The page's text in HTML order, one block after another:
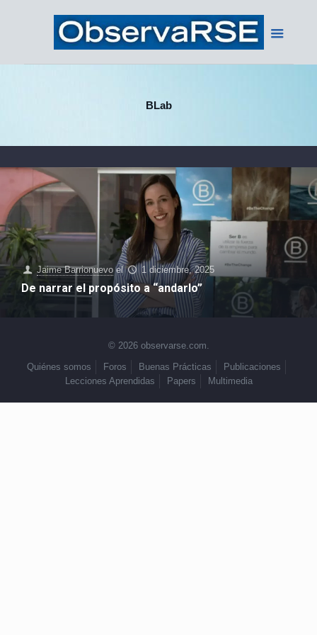
BLab
Jaime Barrionuevo el 1 diciembre, 2025
De narrar el propósito a “andarlo”
© 2026 observarse.com.
Quiénes somos
Foros Buenas Prácticas
Publicaciones
Lecciones Aprendidas
Papers Multimedia